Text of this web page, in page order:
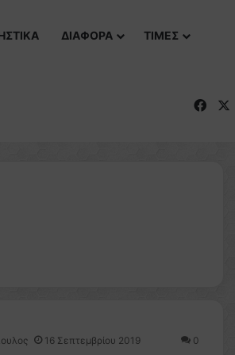
ΔΙΑΦΟΡΑ ΤΙΜΕΣ
16 Σεπτεμβρίου 2019 0